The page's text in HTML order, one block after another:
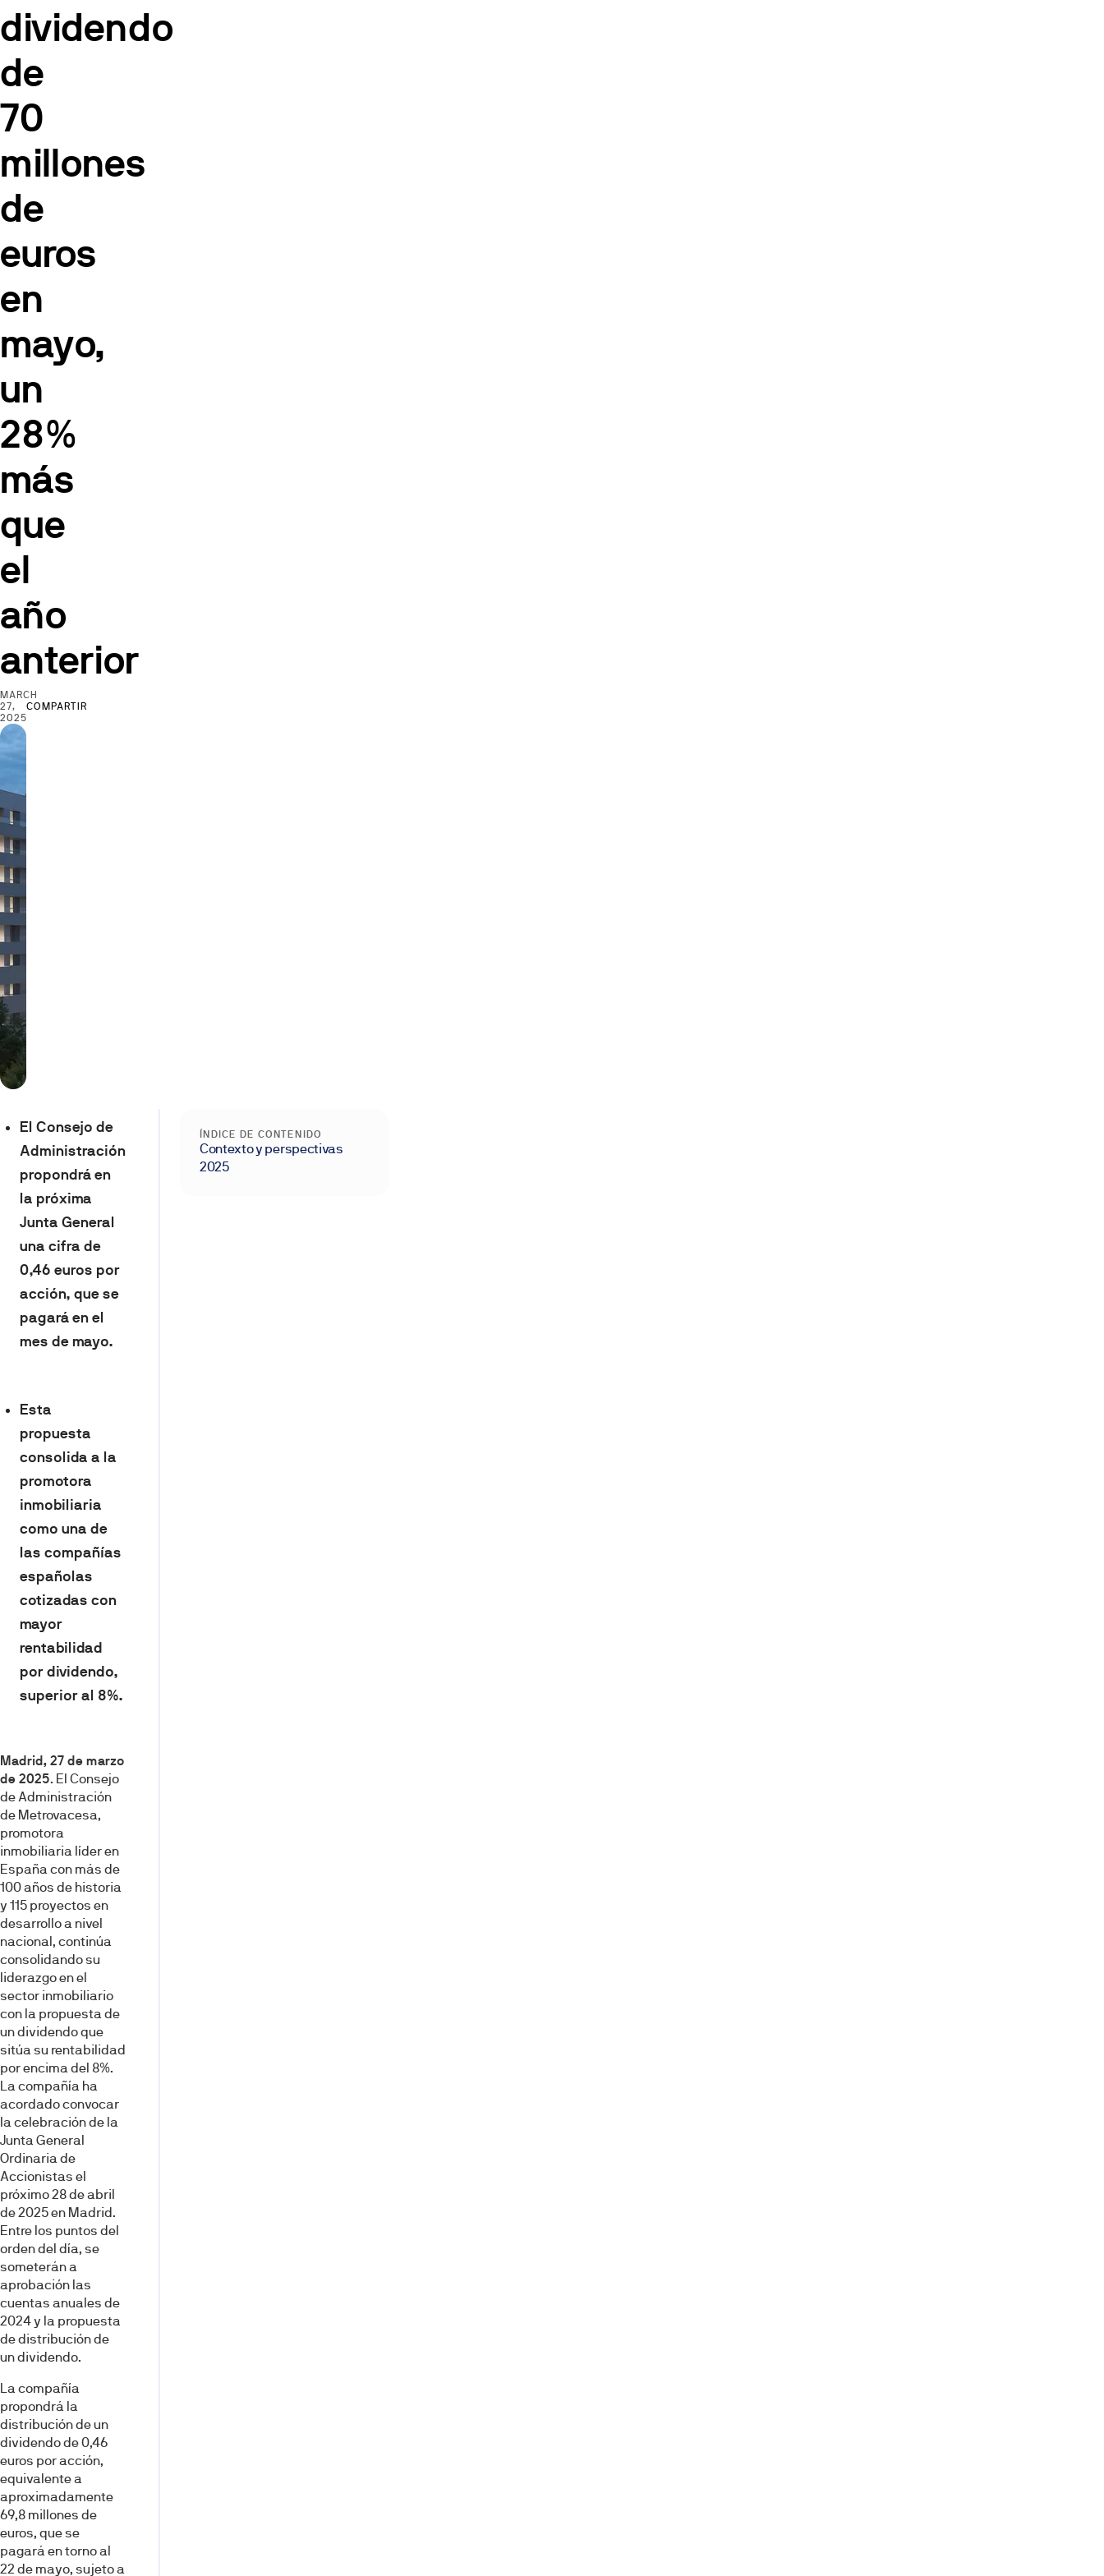
dividendo
de
70
millones
de
euros
en
mayo,
un
28%
más
que
el
año
anterior
MARCH
27,
2025
COMPARTIR
El Consejo de
Administración
propondrá en
la próxima
Junta General
una cifra de
0,46 euros por
acción, que se
pagará en el
mes de mayo.
Esta
propuesta
consolida a la
promotora
inmobiliaria
como una de
las compañías
españolas
cotizadas con
mayor
rentabilidad
por dividendo,
superior al 8%.
Madrid, 27 de marzo
de 2025. El Consejo
de Administración
de Metrovacesa,
promotora
inmobiliaria líder en
España con más de
100 años de historia
y 115 proyectos en
desarrollo a nivel
nacional, continúa
consolidando su
liderazgo en el
sector inmobiliario
con la propuesta de
un dividendo que
sitúa su rentabilidad
por encima del 8%.
La compañía ha
acordado convocar
la celebración de la
Junta General
Ordinaria de
Accionistas el
próximo 28 de abril
de 2025 en Madrid.
Entre los puntos del
orden del día, se
someterán a
aprobación las
cuentas anuales de
2024 y la propuesta
de distribución de
un dividendo.
La compañía
propondrá la
distribución de un
dividendo de 0,46
euros por acción,
equivalente a
aproximadamente
69,8 millones de
euros, que se
pagará en torno al
22 de mayo, sujeto a
ÍNDICE DE CONTENIDO
Contexto y perspectivas
2025